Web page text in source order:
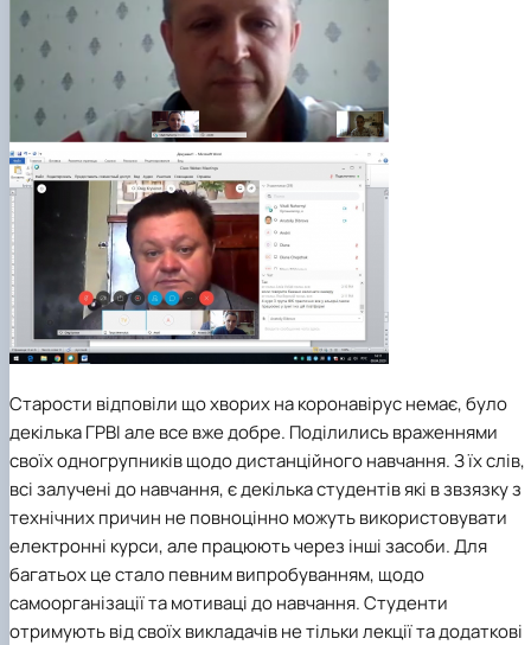
Старости відповіли що хворих на коронавірус немає, було
декілька ГРВІ але все вже добре. Поділились враженнями
своїх одногрупників щодо дистанційного навчання. З їх слів,
всі залучені до навчання, є декілька студентів які в звзязку з
технічних причин не повноцінно можуть використовувати
електронні курси, але працюють через інші засоби. Для
багатьох це стало певним випробуванням, щодо
самоорганізації та мотиваці до навчання. Студенти
отримують від своїх викладачів не тільки лекції та додаткові